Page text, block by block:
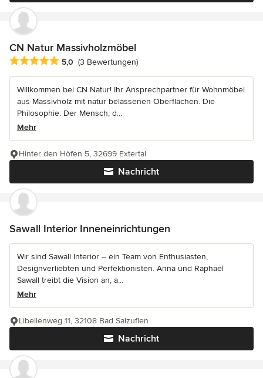
CN Natur Massivholzmöbel
Durchschnittliche Bewertung: 5 von 5 Sternen
5,0 (3 Bewertungen)
Willkommen bei CN Natur! Ihr Ansprechpartner für Wohnmöbel
aus Massivholz mit natur belassenen Oberflächen. Die
Philosophie: Der Mensch, d...
Mehr
Nachricht
Hinter den Höfen 5, 32699 Extertal
Sawall Interior Inneneinrichtungen
Wir sind Sawall Interior – ein Team von Enthusiasten,
Designverliebten und Perfektionisten. Anna und Raphael
Sawall treibt die Vision an, a...
Mehr
Nachricht
Libellenweg 11, 32108 Bad Salzuflen